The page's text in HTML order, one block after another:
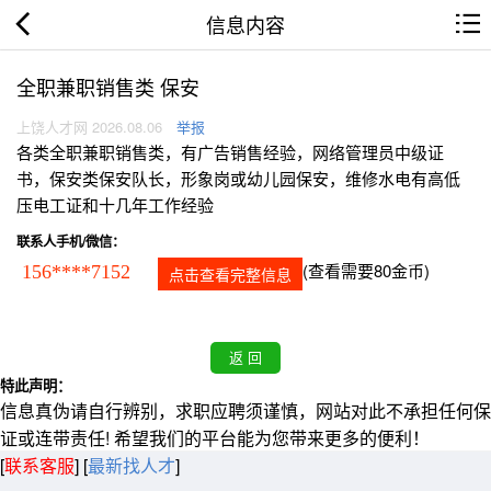
信息内容
全职兼职销售类 保安
上饶人才网 2026.08.06 举报
各类全职兼职销售类，有广告销售经验，网络管理员中级证
书，保安类保安队长，形象岗或幼儿园保安，维修水电有高低
压电工证和十几年工作经验
联系人手机/微信：
156****7152 点击查看完整信息 (查看需要80金币)
特此声明：
信息真伪请自行辨别，求职应聘须谨慎，网站对此不承担任何保
证或连带责任! 希望我们的平台能为您带来更多的便利！
[联系客服] [最新找人才]